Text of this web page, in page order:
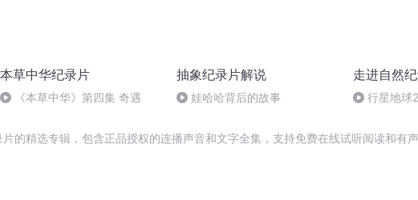
本草中华纪录片
《本草中华》第四集 奇遇
抽象纪录片解说
娃哈哈背后的故事
走进自然
行星地球
的精选专辑，包含正品授权的连播声音和文字全集，支持免费在线试听阅读和有声